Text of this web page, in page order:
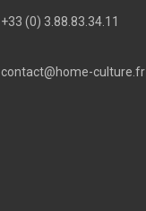
+33 (0) 3.88.83.34.11
contact@home-culture.fr